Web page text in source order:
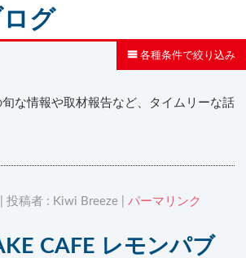
グ
各種条件で絞り込み
な情報や取材報告など、タイムリーな話
稿者 : Kiwi Breeze | パーマリンク
CAFE レモンパブ